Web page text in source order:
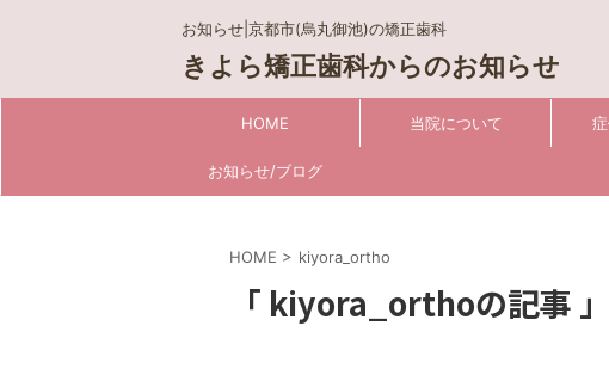
お知らせ|京都市(烏丸御池)の矯正歯科
きよら矯正歯科からのお知らせ
HOME 当院について
お知らせ/ブログ
HOME > kiyora_ortho
「 kiyora_orthoの記事